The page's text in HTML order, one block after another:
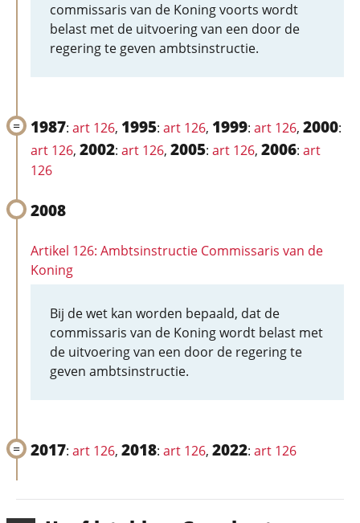
commissaris van de Koning voorts wordt
belast met de uitvoering van een door de
regering te geven ambtsinstructie.
1987: art 126, 1995: art 126, 1999: art 126, 2000:
art 126, 2002: art 126, 2005: art 126, 2006: art
126
2008
Artikel 126: Ambtsinstructie Commissaris van de
Koning
Bij de wet kan worden bepaald, dat de
commissaris van de Koning wordt belast met
de uitvoering van een door de regering te
geven ambtsinstructie.
2017: art 126, 2018: art 126, 2022: art 126